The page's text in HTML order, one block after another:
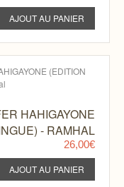
HAHIGAYONE
- RAMHAL
26,00€